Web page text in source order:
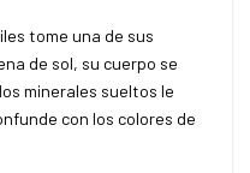
tome una de sus
de sol, su cuerpo se
minerales sueltos le
con los colores de